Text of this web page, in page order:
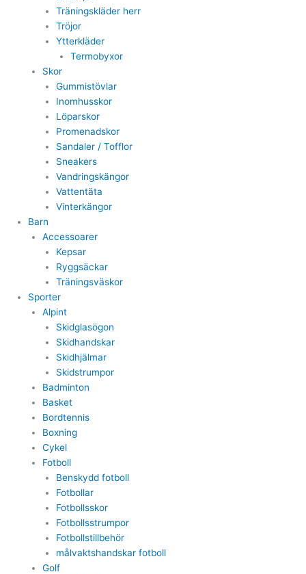
Träningskläder herr
Tröjor
Ytterkläder
Termobyxor
Skor
Gummistövlar
Inomhusskor
Löparskor
Promenadskor
Sandaler / Tofflor
Sneakers
Vandringskängor
Vattentäta
Vinterkängor
Barn
Accessoarer
Kepsar
Ryggsäckar
Träningsväskor
Sporter
Alpint
Skidglasögon
Skidhandskar
Skidhjälmar
Skidstrumpor
Badminton
Basket
Bordtennis
Boxning
Cykel
Fotboll
Benskydd fotboll
Fotbollar
Fotbollsskor
Fotbollsstrumpor
Fotbollstillbehör
målvaktshandskar fotboll
Golf